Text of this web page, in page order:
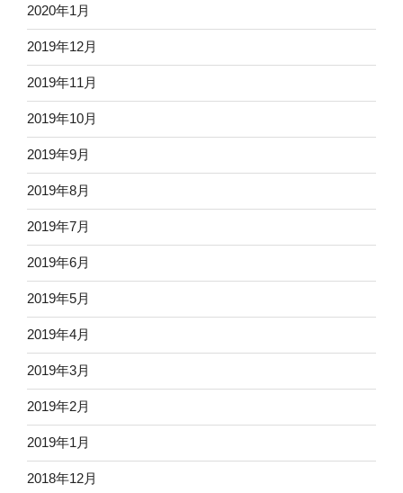
2020年1月
2019年12月
2019年11月
2019年10月
2019年9月
2019年8月
2019年7月
2019年6月
2019年5月
2019年4月
2019年3月
2019年2月
2019年1月
2018年12月